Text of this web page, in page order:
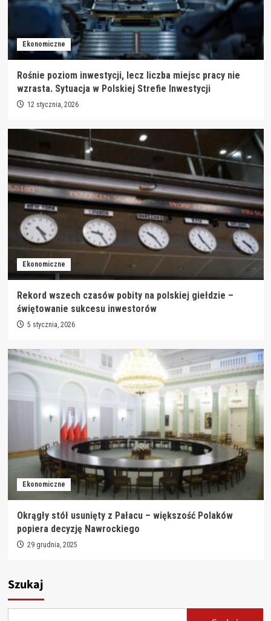
Ekonomiczne
Rośnie poziom inwestycji, lecz liczba miejsc pracy nie
wzrasta. Sytuacja w Polskiej Strefie Inwestycji
12 stycznia, 2026
Ekonomiczne
Rekord wszech czasów pobity na polskiej giełdzie –
świętowanie sukcesu inwestorów
5 stycznia, 2026
Ekonomiczne
Okrągły stół usunięty z Pałacu – większość Polaków
popiera decyzję Nawrockiego
29 grudnia, 2025
Szukaj